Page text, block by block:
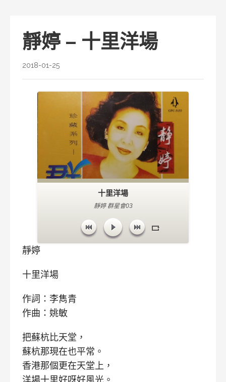
靜婷 – 十里洋場
2018-01-25
十里洋場
靜婷 群星會03
靜婷
十里洋場
作詞：李雋青
作曲：姚敏
把蘇杭比天堂，
蘇杭那現在也平常。
香港那個更在天堂上，
洋場十里好呀好風光。